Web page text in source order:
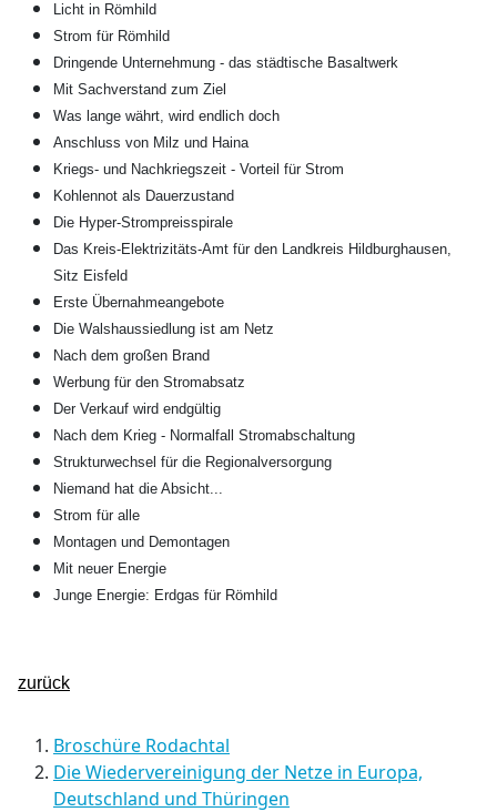
Licht in Römhild
Strom für Römhild
Dringende Unternehmung - das städtische Basaltwerk
Mit Sachverstand zum Ziel
Was lange währt, wird endlich doch
Anschluss von Milz und Haina
Kriegs- und Nachkriegszeit - Vorteil für Strom
Kohlennot als Dauerzustand
Die Hyper-Strompreisspirale
Das Kreis-Elektrizitäts-Amt für den Landkreis Hildburghausen,
Sitz Eisfeld
Erste Übernahmeangebote
Die Walshaussiedlung ist am Netz
Nach dem großen Brand
Werbung für den Stromabsatz
Der Verkauf wird endgültig
Nach dem Krieg - Normalfall Stromabschaltung
Strukturwechsel für die Regionalversorgung
Niemand hat die Absicht...
Strom für alle
Montagen und Demontagen
Mit neuer Energie
Junge Energie: Erdgas für Römhild
zurück
Broschüre Rodachtal
Die Wiedervereinigung der Netze in Europa,
Deutschland und Thüringen